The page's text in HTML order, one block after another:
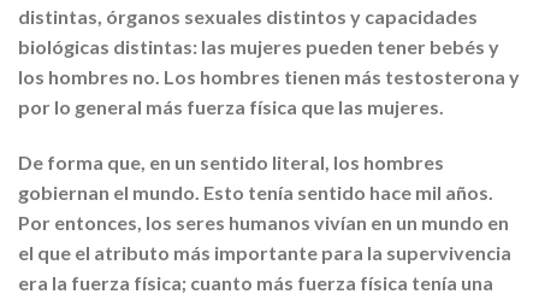
distintas, órganos sexuales distintos y capacidades
biológicas distintas: las mujeres pueden tener bebés y
los hombres no. Los hombres tienen más testosterona y
por lo general más fuerza física que las mujeres.
De forma que, en un sentido literal, los hombres
gobiernan el mundo. Esto tenía sentido hace mil años.
Por entonces, los seres humanos vivían en un mundo en
el que el atributo más importante para la supervivencia
era la fuerza física; cuanto más fuerza física tenía una